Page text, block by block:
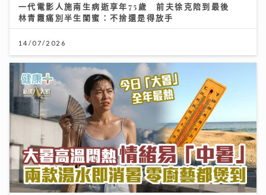
一代電影人施南生病逝享年75歲 前夫徐克陪到最後
林青霞痛別半生閨蜜：不捨還是得放手
14/07/2026